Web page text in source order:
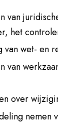
van
het
van wet- en
van
over
nemen